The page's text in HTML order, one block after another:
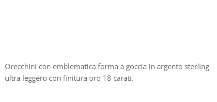
Orecchini con emblematica forma a goccia in argento sterling
ultra leggero con finitura oro 18 carati.